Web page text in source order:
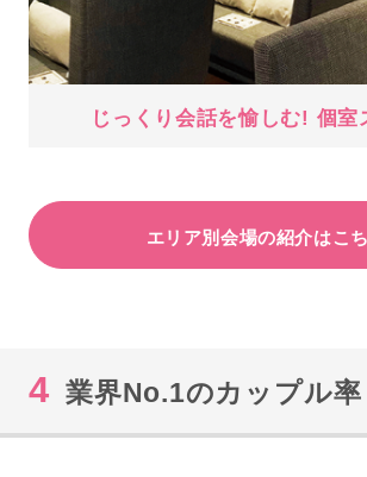
じっくり会話を愉しむ! 個室
エリア別会場の紹介はこ
4 業界No.1のカップル率